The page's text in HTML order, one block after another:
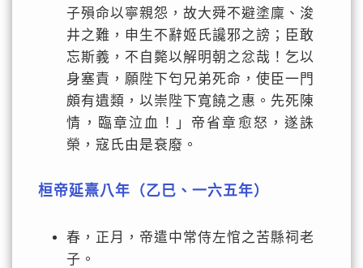
子殞命以寧親怨，故大舜不避塗廩、浚
井之難，申生不辭姬氏讒邪之謗；臣敢
忘斯義，不自斃以解明朝之忿哉！乞以
身塞責，願陛下匄兄弟死命，使臣一門
頗有遺類，以崇陛下寬饒之惠。先死陳
情，臨章泣血！」帝省章愈怒，遂誅
榮，寇氏由是衰廢。
桓帝延熹八年（乙巳、一六五年）
春，正月，帝遣中常侍左悺之苦縣祠老
子。